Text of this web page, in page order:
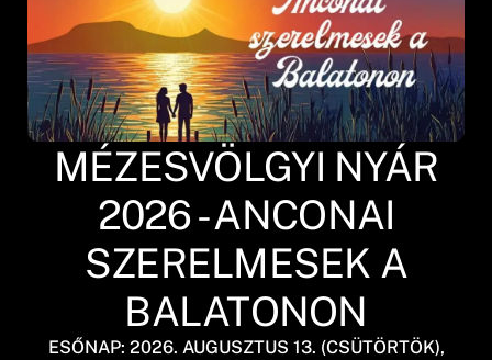
MÉZESVÖLGYI NYÁR
2026 - ANCONAI
SZERELMESEK A
BALATONON
ESŐNAP: 2026. AUGUSZTUS 13. (CSÜTÖRTÖK),